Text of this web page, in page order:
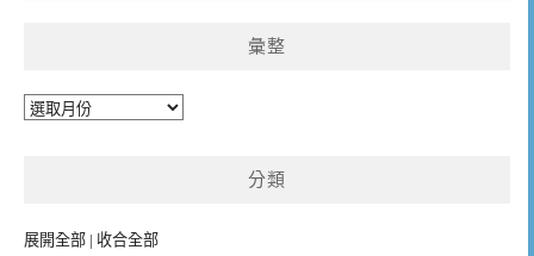
彙整
彙
分類
展開全部 | 收合全部